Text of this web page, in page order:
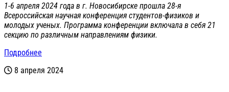
1-6 апреля 2024 года в г. Новосибирске прошла 28-я
Всероссийская научная конференция студентов-физиков и
молодых ученых. Программа конференции включала в себя 21
секцию по различным направлениям физики.
Подробнее
8 апреля 2024